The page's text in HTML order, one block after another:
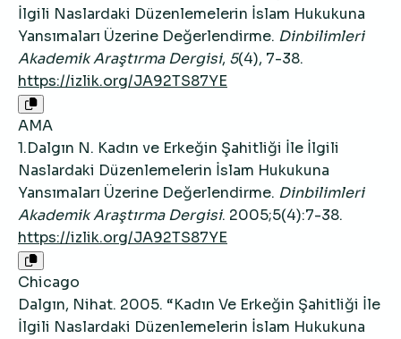
İlgili Naslardaki Düzenlemelerin İslam Hukukuna
Yansımaları Üzerine Değerlendirme. Dinbilimleri
Akademik Araştırma Dergisi, 5(4), 7-38.
https://izlik.org/JA92TS87YE
AMA
1.Dalgın N. Kadın ve Erkeğin Şahitliği İle İlgili
Naslardaki Düzenlemelerin İslam Hukukuna
Yansımaları Üzerine Değerlendirme. Dinbilimleri
Akademik Araştırma Dergisi. 2005;5(4):7-38.
https://izlik.org/JA92TS87YE
Chicago
Dalgın, Nihat. 2005. “Kadın Ve Erkeğin Şahitliği İle
İlgili Naslardaki Düzenlemelerin İslam Hukukuna